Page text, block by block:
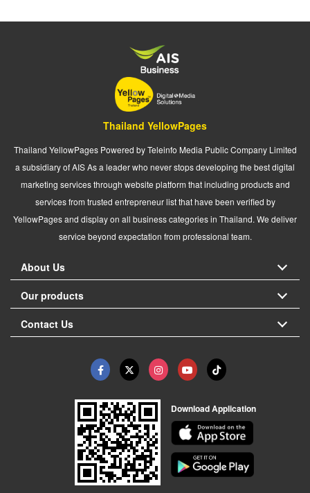
Thailand YellowPages
Thailand YellowPages Powered by Teleinfo Media Public Company Limited
a subsidiary of AIS As a leader who never stops developing the best digital
marketing services through website platform that including products and
services from trusted entrepreneur list that have been verified by
YellowPages and display on all business categories in Thailand. We deliver
service beyond expectation from professional team.
About Us
Our products
Contact Us
Download Application